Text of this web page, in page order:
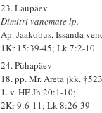
23. Laupäev
Dimitri vanemate lp.
Ap. Jaakobus, Issanda
1Kr 15:39-45; Lk 7:2-10
24. Pühapäev
18. pp. Mr. Areta jkk.
1. v. HE Jh 20:1-10;
2Kr 9:6-11; Lk 8:26-39